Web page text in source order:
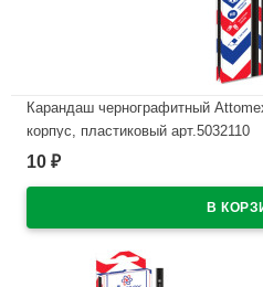
Карандаш чернографитный
корпус, пластиковый арт.5032110
В наличии
10 ₽